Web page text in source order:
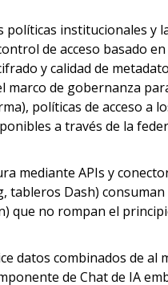
políticas institucionales y
de acceso basado
y calidad de
de gobernanza
políticas de acceso a
a través de la
mediante APIs y
tableros Dash)
que no rompan el
datos combinados de al
de Chat de IA